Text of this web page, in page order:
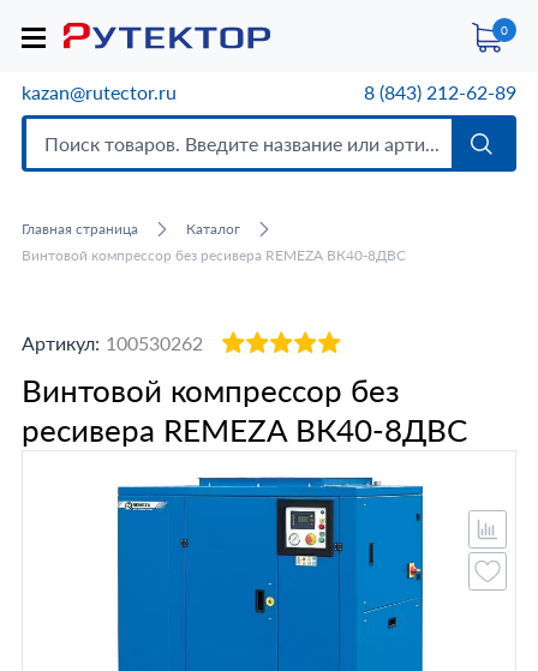
0
kazan@rutector.ru 8 (843) 212-62-89
Главная страница
Каталог
Винтовой компрессор без ресивера REMEZA ВК40-8ДВС
Артикул: 100530262
Винтовой компрессор без
ресивера REMEZA ВК40-8ДВС